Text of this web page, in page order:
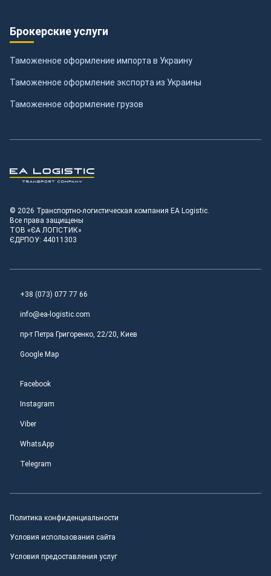
Брокерские услуги
Таможенное оформление импорта в Украину
Таможенное оформление экспорта из Украины
Таможенное оформление грузов
© 2026 Транспортно-логистическая компания EA Logistic.
Все права защищены
ТОВ «ЄА ЛОГІСТИК»
ЄДРПОУ: 44011303
+38 (073) 077 77 66
info@ea-logistic.com
пр-т Петра Григоренко, 22/20, Киев
Google Map
Facebook
Instagram
Viber
WhatsApp
Telegram
Политика конфиденциальности
Условия использования сайта
Условия предоставления услуг